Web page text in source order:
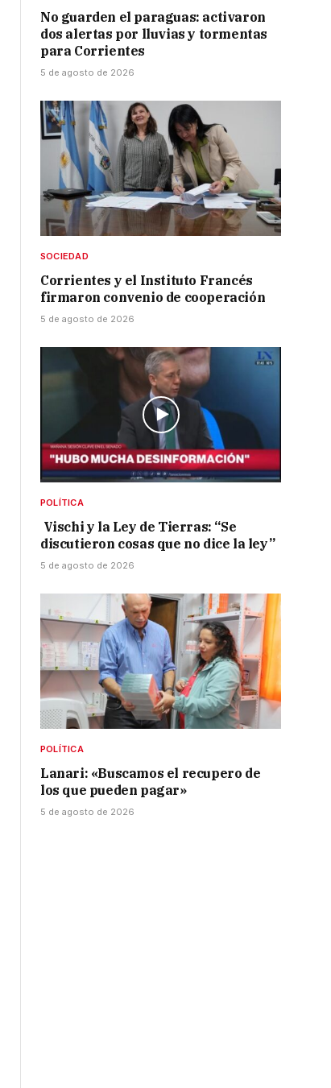
No guarden el paraguas: activaron
dos alertas por lluvias y tormentas
para Corrientes
5 de agosto de 2026
SOCIEDAD
Corrientes y el Instituto Francés
firmaron convenio de cooperación
5 de agosto de 2026
POLÍTICA
Vischi y la Ley de Tierras: “Se
discutieron cosas que no dice la ley”
5 de agosto de 2026
POLÍTICA
Lanari: «Buscamos el recupero de
los que pueden pagar»
5 de agosto de 2026